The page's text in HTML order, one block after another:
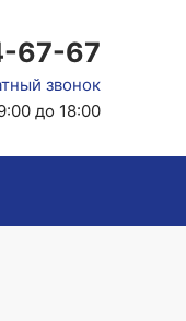
67-67
звонок
до 18:00